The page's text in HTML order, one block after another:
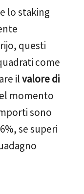
lo staking
questi
come
ilvalore di
momento
sono
se superi